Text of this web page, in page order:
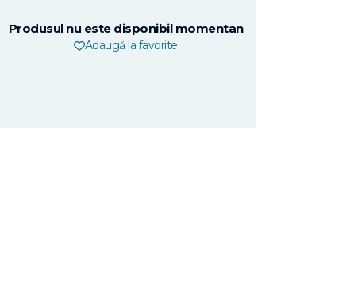
Produsul nu este disponibil momentan
Adaugă la favorite